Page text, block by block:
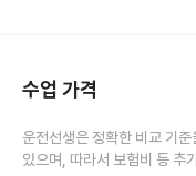
수업 가격
운전선생은 정확한 비교 기
있으며, 따라서 보험비 등 추